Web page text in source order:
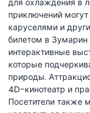
для охлаждения в
приключений
каруселями и
билетом в Зумарин
интерактивные
которые
природы.
4D-кинотеатр и
Посетители также